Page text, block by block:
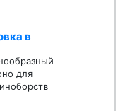
в
для